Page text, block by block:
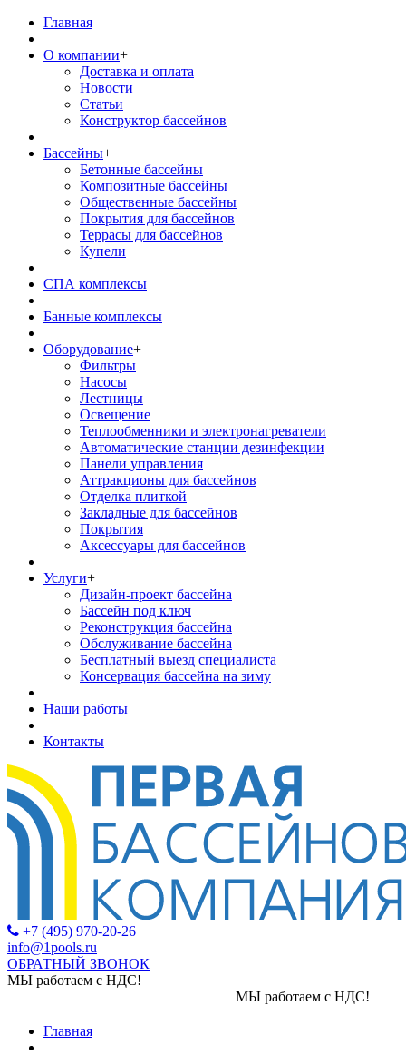
Главная
О компании+
Доставка и оплата
Новости
Статьи
Конструктор бассейнов
Бассейны+
Бетонные бассейны
Композитные бассейны
Общественные бассейны
Покрытия для бассейнов
Террасы для бассейнов
Купели
СПА комплексы
Банные комплексы
Оборудование+
Фильтры
Насосы
Лестницы
Освещение
Теплообменники и электронагреватели
Автоматические станции дезинфекции
Панели управления
Аттракционы для бассейнов
Отделка плиткой
Закладные для бассейнов
Покрытия
Аксессуары для бассейнов
Услуги+
Дизайн-проект бассейна
Бассейн под ключ
Реконструкция бассейна
Обслуживание бассейна
Бесплатный выезд специалиста
Консервация бассейна на зиму
Наши работы
Контакты
+7 (495) 970-20-26
info@1pools.ru
ОБРАТНЫЙ ЗВОНОК
МЫ работаем с НДС!
МЫ работаем с НДС!
Главная